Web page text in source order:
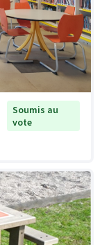
Soumis au
vote